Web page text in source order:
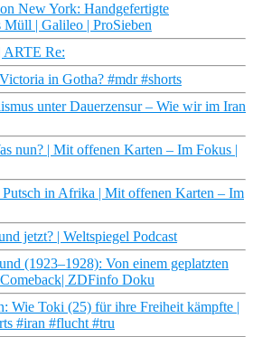
New York: Handgefertigte
Müll | Galileo | ProSieben
ARTE Re:
in Gotha? #mdr #shorts
unter Dauerzensur – Wie wir im Iran
nun? | Mit offenen Karten – Im Fokus |
in Afrika | Mit offenen Karten – Im
jetzt? | Weltspiegel Podcast
(1923–1928): Von einem geplatzten
ZDFinfo Doku
Wie Toki (25) für ihre Freiheit kämpfte |
#iran #flucht #tru